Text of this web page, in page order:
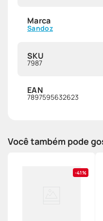
Marca
Sandoz
SKU
7987
EAN
7897595632623
Você também pode
41%